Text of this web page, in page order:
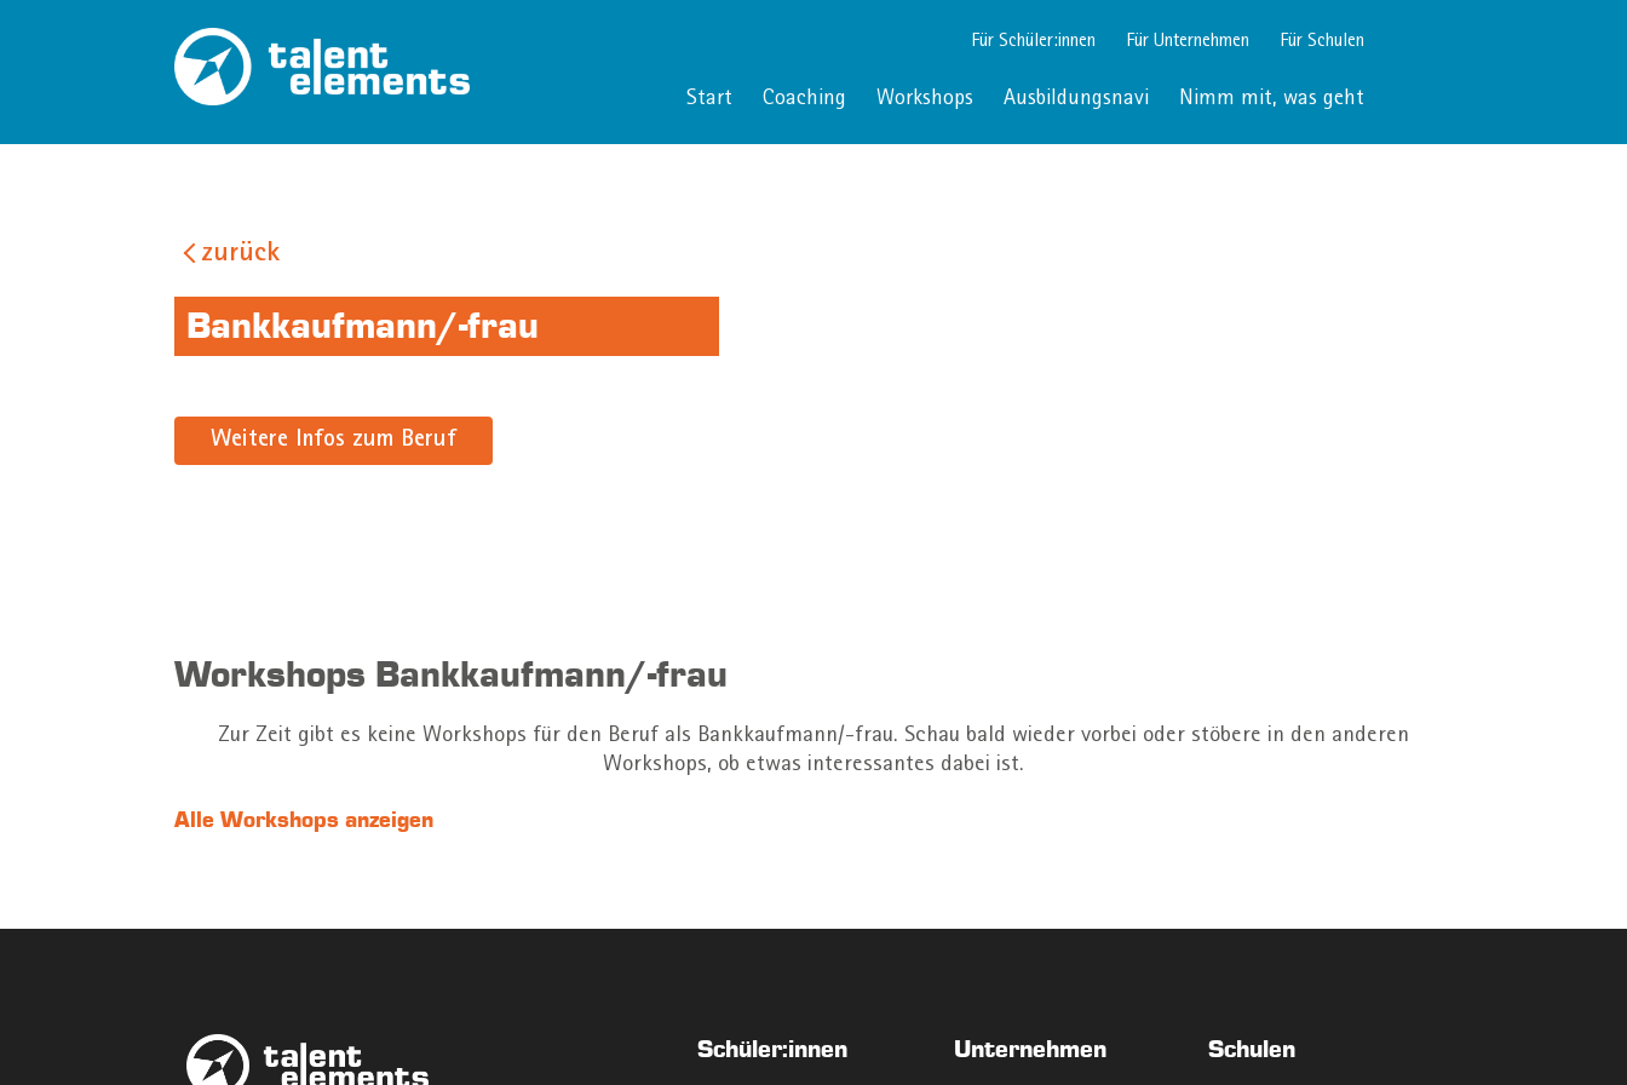
Für Schüler:innen Für Unternehmen Für Schulen
Start Coaching Workshops Ausbildungsnavi Nimm mit, was geht
zurück
Bankkaufmann/-frau
Weitere Infos zum Beruf
Workshops Bankkaufmann/-frau
Zur Zeit gibt es keine Workshops für den Beruf als Bankkaufmann/-frau. Schau bald wieder vorbei oder stöbere in den anderen
Workshops, ob etwas interessantes dabei ist.
Alle Workshops anzeigen
Schüler:innen Unternehmen Schulen